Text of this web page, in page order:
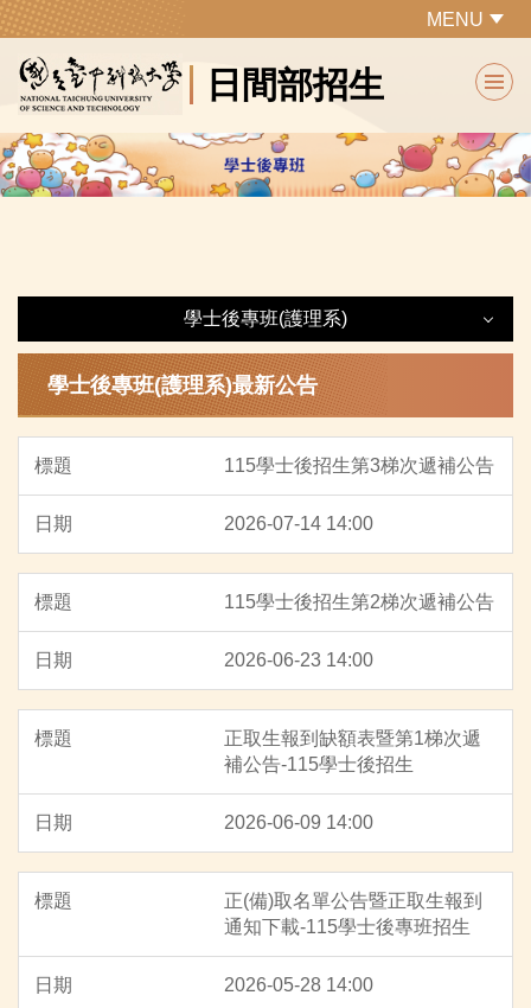
跳
主
要
內
容
區
日間部招生
MENU
學士後專班(護理系)
學士後專班(護理系)
招生系別及名額
招生簡章
網路作業系統
學士後專班(護理系)最新公告
115學士後招生第3梯次遞補公告
2026-07-14 14:00
115學士後招生第2梯次遞補公告
2026-06-23 14:00
正取生報到缺額表暨第1梯次遞
補公告-115學士後招生
2026-06-09 14:00
正(備)取名單公告暨正取生報到
通知下載-115學士後專班招生
2026-05-28 14:00